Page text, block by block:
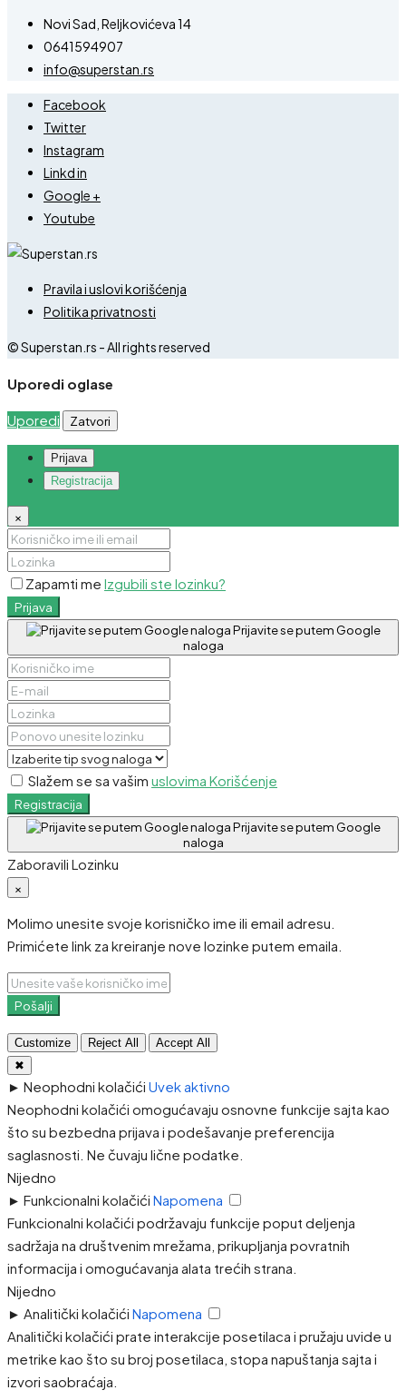
Novi Sad, Reljkovićeva 14
0641594907
info@superstan.rs
Facebook
Twitter
Instagram
Linkd in
Google +
Youtube
Pravila i uslovi korišćenja
Politika privatnosti
© Superstan.rs - All rights reserved
Uporedi oglase
Uporedi Zatvori
Prijava
Registracija
×
Zapamti me Izgubili ste lozinku?
Prijava
Prijavite se putem Google
naloga
Slažem se sa vašim uslovima Korišćenje
Registracija
Prijavite se putem Google
naloga
Zaboravili Lozinku
×
Molimo unesite svoje korisničko ime ili email adresu.
Primićete link za kreiranje nove lozinke putem emaila.
Pošalji
Customize Reject All
Accept All
✖
► Neophodni kolačići Uvek aktivno
Neophodni kolačići omogućavaju osnovne funkcije sajta kao
što su bezbedna prijava i podešavanje preferencija
saglasnosti. Ne čuvaju lične podatke.
Nijedno
► Funkcionalni kolačići Napomena
Funkcionalni kolačići podržavaju funkcije poput deljenja
sadržaja na društvenim mrežama, prikupljanja povratnih
informacija i omogućavanja alata trećih strana.
Nijedno
► Analitički kolačići Napomena
Analitički kolačići prate interakcije posetilaca i pružaju uvide u
metrike kao što su broj posetilaca, stopa napuštanja sajta i
izvori saobraćaja.